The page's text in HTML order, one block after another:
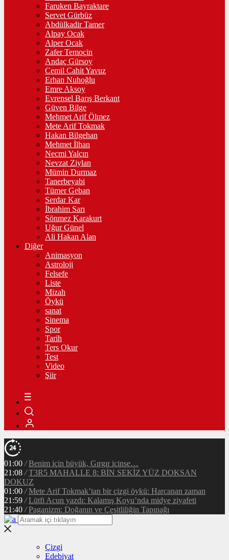
Faruken Bayraktare
Servet Gürbüz
Abdülkadir Tamer
Alpay Ocak
Alper Ocak
Zafer Temoçin
Andaç Gürsoy
Cemil Cahit Yavuz
Erhan Nuhoğlu
Emre Aksoy
Evrensel Barış Berkant
Güven Bilge
Mehmet Arif Ölmez
Mete Arif Tokmak
Hakan Bilgehan
Mehmet İlhan
Necmi Yalçın
Nevzat Ziylan
Mümin Durmaz
Tanerbeyabi
Tümer Geban
Serdar Kar
İbrahim Sarı
Sönmez Karakurt
Uğur Günel
Ali Hakan Alan
Diğer
Animasyon
Astroloji
Felsefe
Liste
Mizah
Öykü
sanat
Sinema
Spor
Tarih
Ters Okur
Test
Video
Şiir
01:00 / Benim için büyük, Gırgır içinse…
21:08 / T3R5 MAHALLE 8: BİN SEKİZ YÜZ DOKSAN
DOKUZ
01:00 / Mete Arif Tokmak’tan bir çizgi öykü: Harcanan zaman
21:59 / Lütfi Acun yazdı: Kalamış Koyu’nda midye ziyafeti
21:40 / Paganizm: Doğanın ve Çeşitliliğin Tapınağı
Çizgi
Edebiyat